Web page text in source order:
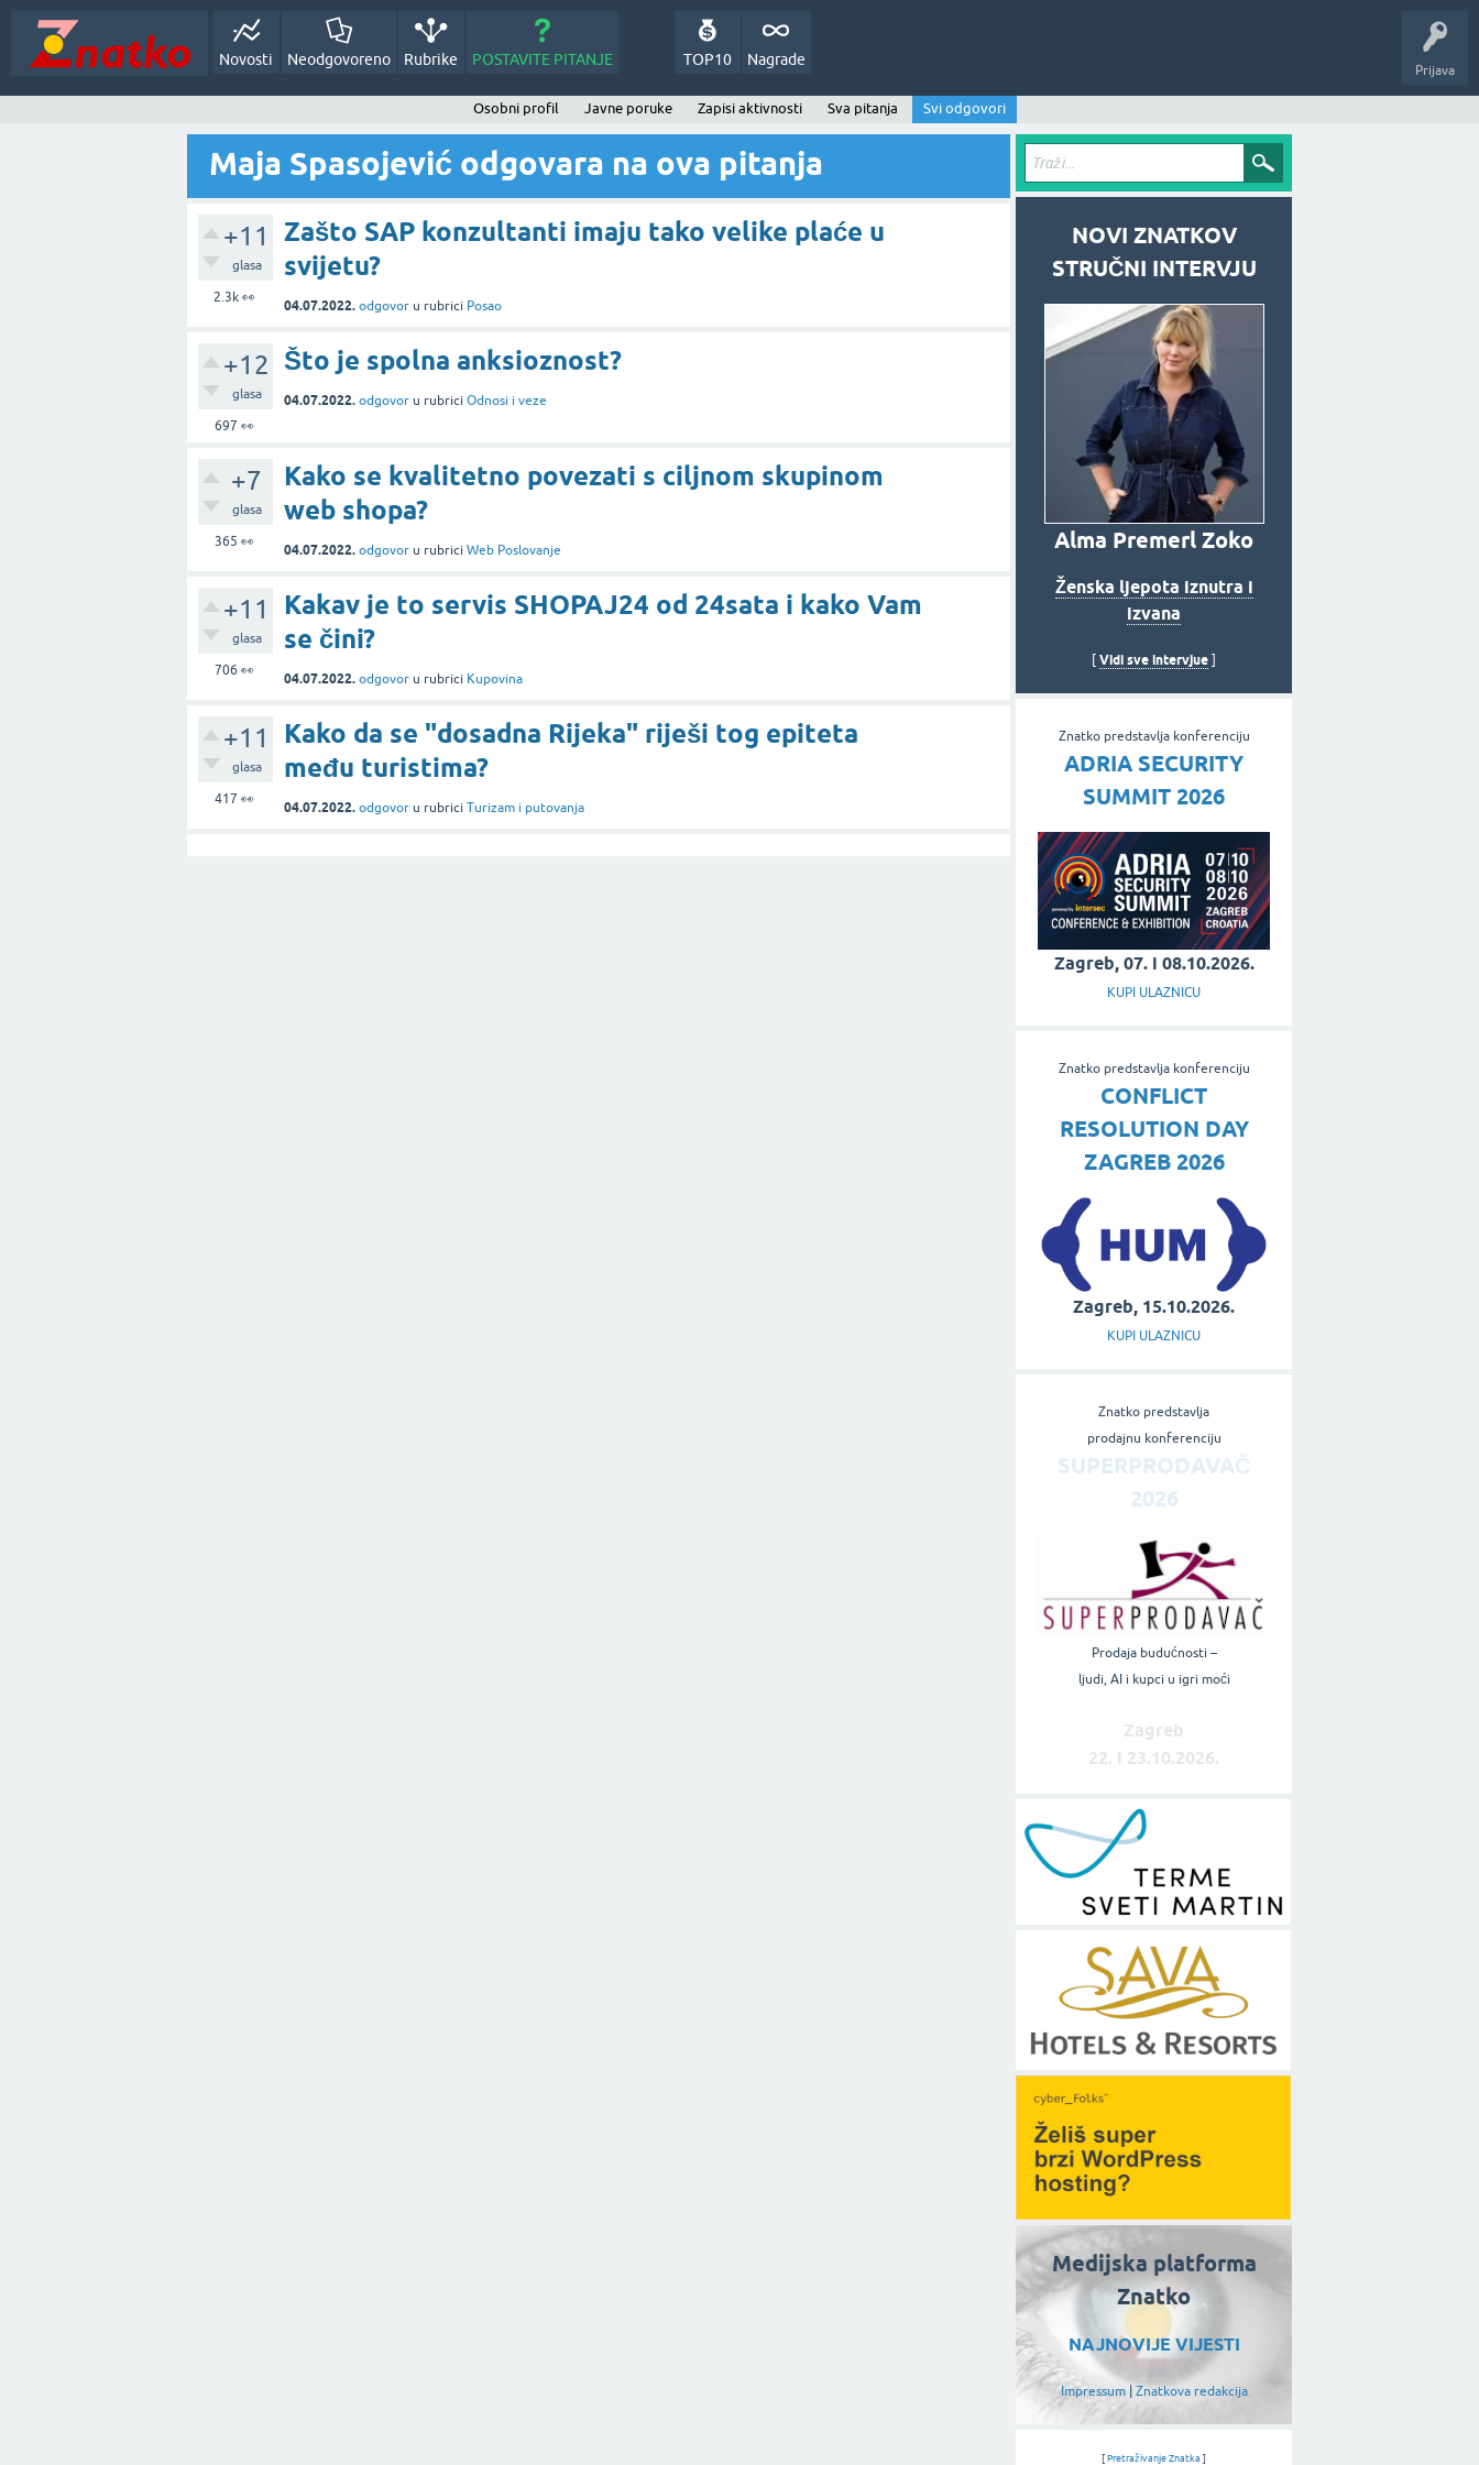
Prijava
Novosti Neodgovoreno Rubrike POSTAVITE PITANJE Nagrade
TOP10
Osobni profil Javne poruke Zapisi aktivnosti Sva pitanja Svi odgovori
Maja Spasojević odgovara na ova pitanja
+11
glasa
2.3k👀
Zašto SAP konzultanti imaju tako velike plaće u
svijetu?
04.07.2022. odgovor u rubrici Posao
+12
glasa
697 👀
Što je spolna anksioznost?
04.07.2022. odgovor u rubrici Odnosi i veze
+7
glasa
365 👀
Kako se kvalitetno povezati s ciljnom skupinom
web shopa?
04.07.2022. odgovor u rubrici Web Poslovanje
+11
glasa
706 👀
Kakav je to servis SHOPAJ24 od 24sata i kako Vam
se čini?
04.07.2022. odgovor u rubrici Kupovina
+11
glasa
417 👀
Kako da se "dosadna Rijeka" riješi tog epiteta
među turistima?
04.07.2022. odgovor u rubrici Turizam i putovanja
NOVI ZNATKOV
STRUČNI INTERVJU
Alma Premerl Zoko
Ženska ljepota iznutra i
izvana
Vidi sve intervjue
Znatko predstavlja konferenciju
ADRIA SECURITY
SUMMIT 2026
Zagreb, 07. i 08.10.2026.
KUPI ULAZNICU
Znatko predstavlja konferenciju
CONFLICT
RESOLUTION DAY
ZAGREB 2026
Zagreb, 15.10.2026.
KUPI ULAZNICU
Znatko predstavlja
prodajnu konferenciju
SUPERPRODAVAČ
2026
Prodaja budućnosti –
ljudi, AI i kupci u igri moći
Zagreb
22. i 23.10.2026.
Medijska platforma
Znatko
NAJNOVIJE VIJESTI
Impressum| Znatkova redakcija
[ Pretraživanje Znatka ]